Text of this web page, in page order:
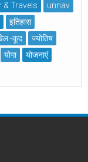
& Travels
unnav
इतिहास
-कूद
ज्योतिष
योगा
योजनाएं